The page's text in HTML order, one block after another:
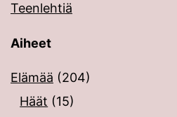
Teenlehtiä
Aiheet
Elämää (204)
Häät (15)